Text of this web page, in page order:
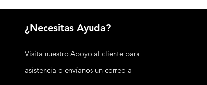
liquidez financiera
¿Necesitas Ayuda?
Visita nuestro Apoyo al clientepara
asistencia o envíanos un correo a